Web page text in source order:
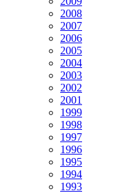
2008
2007
2006
2005
2004
2003
2002
2001
1999
1998
1997
1996
1995
1994
1993